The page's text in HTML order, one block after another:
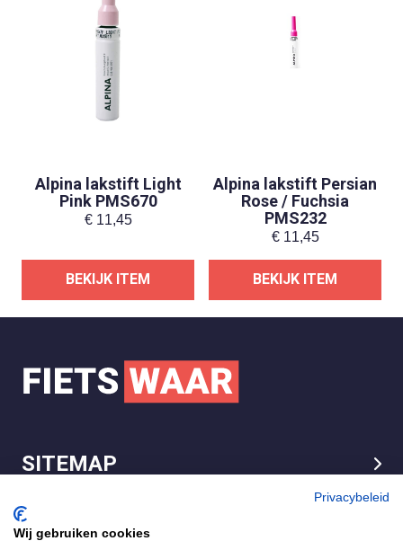
Alpina lakstift Light
Pink PMS670
€11,45
BEKIJK ITEM
Alpina lakstift Persian
Rose / Fuchsia
PMS232
€11,45
BEKIJK ITEM
SITEMAP
LEGAL
Privacybeleid
Wij gebruiken cookies